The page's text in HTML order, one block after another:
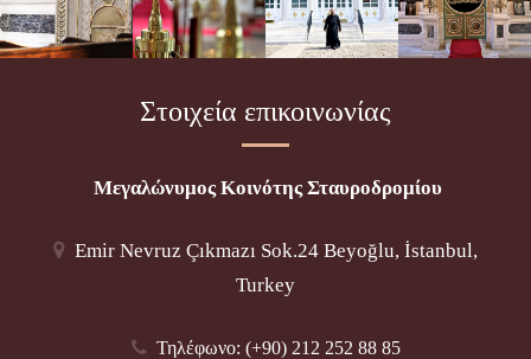
Στοιχεία επικοινωνίας
Μεγαλώνυμος Κοινότης Σταυροδρομίου
Emir Nevruz Çıkmazı Sok.24 Beyoğlu, İstanbul,
Turkey
Τηλέφωνο: (+90) 212 252 88 85